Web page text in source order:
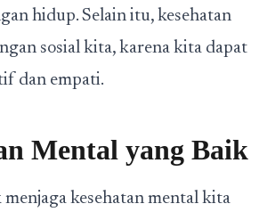
hidup. Selain itu, kesehatan
sosial kita, karena kita dapat
dan empati.
Mental yang Baik
kesehatan mental kita